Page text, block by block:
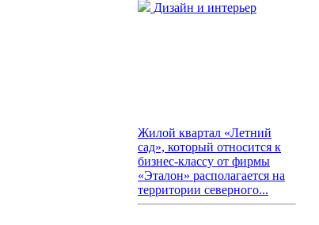
Дизайн и интерьер
Жилой квартал «Летний
сад», который относится к
бизнес-классу от фирмы
«Эталон» располагается на
территории северного...